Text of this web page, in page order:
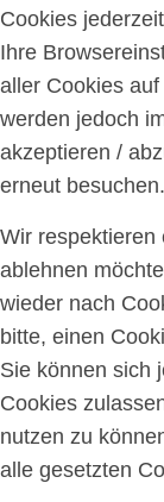
Cookies
Ihre
aller Cookies
werden jedoch
akzeptieren /
erneut besuchen.
Wir respektieren
ablehnen
wieder nach
bitte, einen
Sie können sich
Cookies
nutzen zu
alle gesetzten